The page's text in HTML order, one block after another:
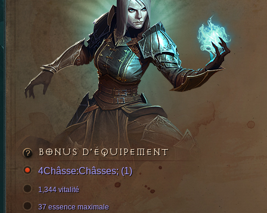
BONUS D’ÉQUIPEMENT
4Châsse:Châsses; (1)
1,344 vitalité
37 essence maximale